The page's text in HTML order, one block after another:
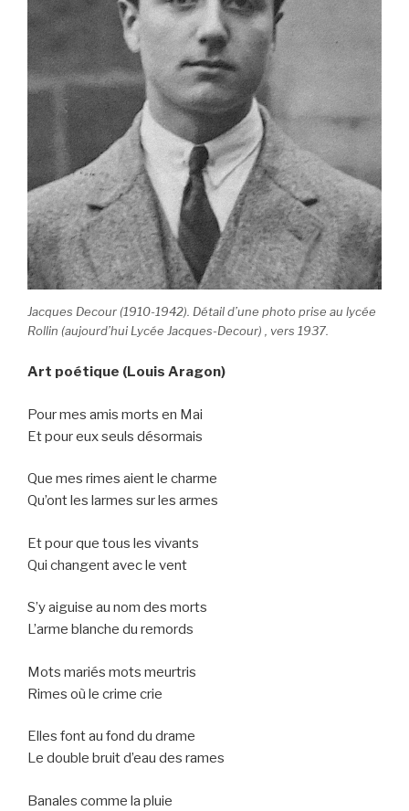
Jacques Decour (1910-1942). Détail d’une photo prise au lycée
Rollin (aujourd’hui Lycée Jacques-Decour) , vers 1937.
Art poétique (Louis Aragon)
Pour mes amis morts en Mai
Et pour eux seuls désormais
Que mes rimes aient le charme
Qu’ont les larmes sur les armes
Et pour que tous les vivants
Qui changent avec le vent
S’y aiguise au nom des morts
L’arme blanche du remords
Mots mariés mots meurtris
Rimes où le crime crie
Elles font au fond du drame
Le double bruit d’eau des rames
Banales comme la pluie